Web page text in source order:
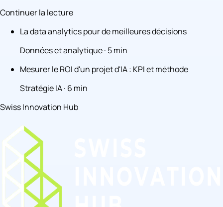
Continuer la lecture
La data analytics pour de meilleures décisions
Données et analytique · 5 min
Mesurer le ROI d'un projet d'IA : KPI et méthode
Stratégie IA · 6 min
Swiss Innovation Hub